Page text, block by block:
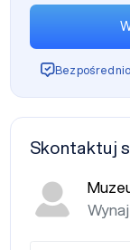
Bezpośrednio
Skontaktuj